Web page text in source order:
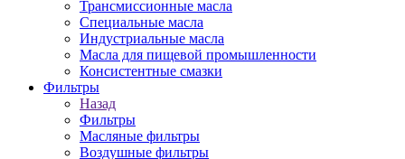
Трансмиссионные масла
Специальные масла
Индустриальные масла
Масла для пищевой промышленности
Консистентные смазки
Фильтры
Назад
Фильтры
Масляные фильтры
Воздушные фильтры